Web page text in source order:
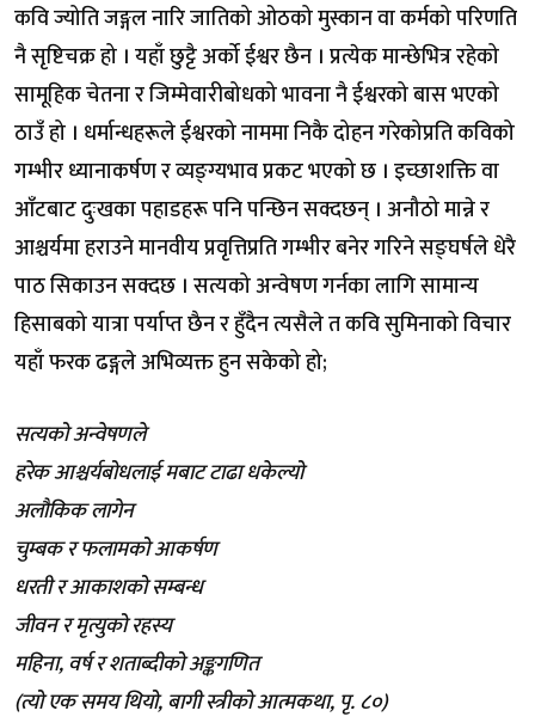
कवि ज्योति जङ्गल नारि जातिको ओठको मुस्कान वा कर्मको परिणति
नै सृष्टिचक्र हो । यहाँ छुट्टै अर्को ईश्वर छैन । प्रत्येक मान्छेभित्र रहेको
सामूहिक चेतना र जिम्मेवारीबोधको भावना नै ईश्वरको बास भएको
ठाउँ हो । धर्मान्धहरूले ईश्वरको नाममा निकै दोहन गरेकोप्रति कविको
गम्भीर ध्यानाकर्षण र व्यङ्ग्यभाव प्रकट भएको छ । इच्छाशक्ति वा
आँटबाट दुःखका पहाडहरू पनि पन्छिन सक्दछन् । अनौठो मान्ने र
आश्चर्यमा हराउने मानवीय प्रवृत्तिप्रति गम्भीर बनेर गरिने सङ्घर्षले धेरै
पाठ सिकाउन सक्दछ । सत्यको अन्वेषण गर्नका लागि सामान्य
हिसाबको यात्रा पर्याप्त छैन र हुँदैन त्यसैले त कवि सुमिनाको विचार
यहाँ फरक ढङ्गले अभिव्यक्त हुन सकेको हो;
सत्यको अन्वेषणले
हरेक आश्चर्यबोधलाई मबाट टाढा धकेल्यो
अलौकिक लागेन
चुम्बक र फलामको आकर्षण
धरती र आकाशको सम्बन्ध
जीवन र मृत्युको रहस्य
महिना, वर्ष र शताब्दीको अङ्कगणित
(त्यो एक समय थियो, बागी स्त्रीको आत्मकथा, पृ. ८०)